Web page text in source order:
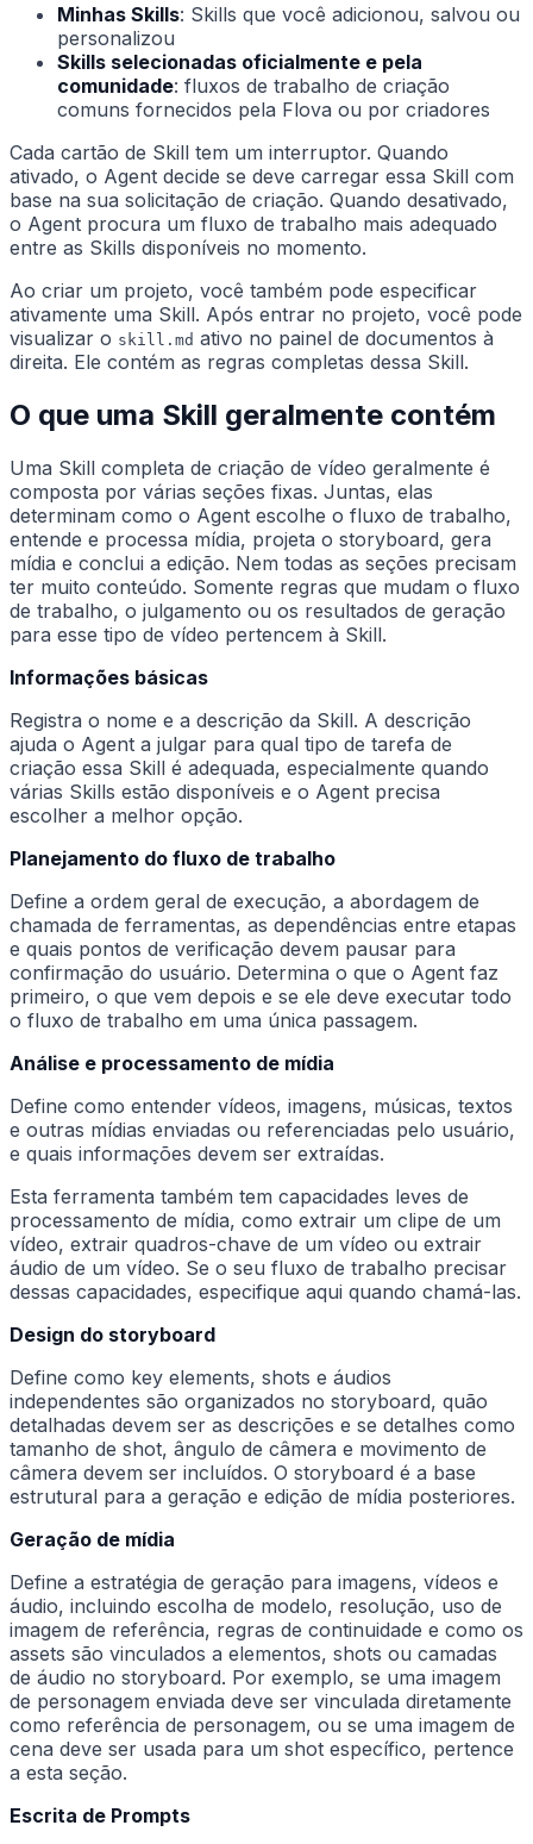
Minhas Skills: Skills que você adicionou, salvou ou
personalizou
Skills selecionadas oficialmente e pela
comunidade: fluxos de trabalho de criação
comuns fornecidos pela Flova ou por criadores
Cada cartão de Skill tem um interruptor. Quando
ativado, o Agent decide se deve carregar essa Skill com
base na sua solicitação de criação. Quando desativado,
o Agent procura um fluxo de trabalho mais adequado
entre as Skills disponíveis no momento.
Ao criar um projeto, você também pode especificar
ativamente uma Skill. Após entrar no projeto, você pode
visualizar o skill.md ativo no painel de documentos à
direita. Ele contém as regras completas dessa Skill.
O que uma Skill geralmente contém
Uma Skill completa de criação de vídeo geralmente é
composta por várias seções fixas. Juntas, elas
determinam como o Agent escolhe o fluxo de trabalho,
entende e processa mídia, projeta o storyboard, gera
mídia e conclui a edição. Nem todas as seções precisam
ter muito conteúdo. Somente regras que mudam o fluxo
de trabalho, o julgamento ou os resultados de geração
para esse tipo de vídeo pertencem à Skill.
Informações básicas
Registra o nome e a descrição da Skill. A descrição
ajuda o Agent a julgar para qual tipo de tarefa de
criação essa Skill é adequada, especialmente quando
várias Skills estão disponíveis e o Agent precisa
escolher a melhor opção.
Planejamento do fluxo de trabalho
Define a ordem geral de execução, a abordagem de
chamada de ferramentas, as dependências entre etapas
e quais pontos de verificação devem pausar para
confirmação do usuário. Determina o que o Agent faz
primeiro, o que vem depois e se ele deve executar todo
o fluxo de trabalho em uma única passagem.
Análise e processamento de mídia
Define como entender vídeos, imagens, músicas, textos
e outras mídias enviadas ou referenciadas pelo usuário,
e quais informações devem ser extraídas.
Esta ferramenta também tem capacidades leves de
processamento de mídia, como extrair um clipe de um
vídeo, extrair quadros-chave de um vídeo ou extrair
áudio de um vídeo. Se o seu fluxo de trabalho precisar
dessas capacidades, especifique aqui quando chamá-las.
Design do storyboard
Define como key elements, shots e áudios
independentes são organizados no storyboard, quão
detalhadas devem ser as descrições e se detalhes como
tamanho de shot, ângulo de câmera e movimento de
câmera devem ser incluídos. O storyboard é a base
estrutural para a geração e edição de mídia posteriores.
Geração de mídia
Define a estratégia de geração para imagens, vídeos e
áudio, incluindo escolha de modelo, resolução, uso de
imagem de referência, regras de continuidade e como os
assets são vinculados a elementos, shots ou camadas
de áudio no storyboard. Por exemplo, se uma imagem
de personagem enviada deve ser vinculada diretamente
como referência de personagem, ou se uma imagem de
cena deve ser usada para um shot específico, pertence
a esta seção.
Escrita de Prompts